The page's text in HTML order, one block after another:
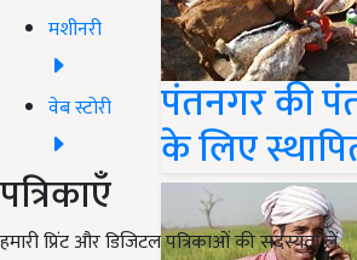
मशीनरी
वेब स्टोरी
पत्रिकाएँ
हमारी प्रिंट और डिजिटल पत्रिकाओं की सदस्यता लें
पंतनगर की
के लिए